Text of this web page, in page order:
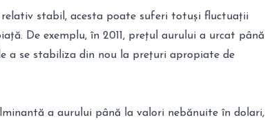
stabil, acesta poate suferi totuși fluctuații
De exemplu, în 2011, prețul aurului a urcat până
a se stabiliza din nou la prețuri apropiate de
a aurului până la valori nebănuite în dolari,